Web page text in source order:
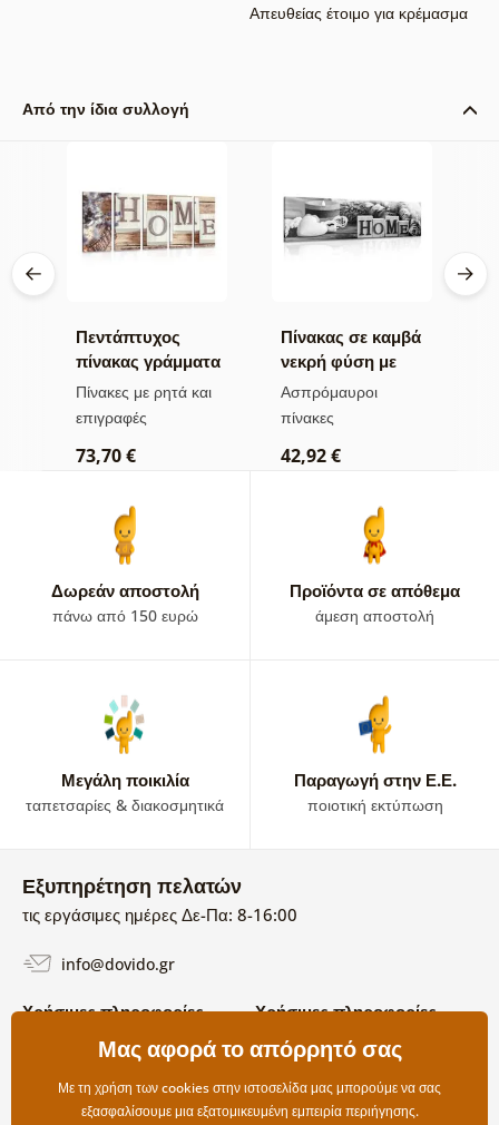
Απευθείας έτοιμο για κρέμασμα
Από την ίδια συλλογή
Πεντάπτυχος
πίνακας γράμματα
Home
Πίνακες με ρητά και
επιγραφές
73,70 €
Πίνακας σε καμβά
νεκρή φύση με
επιγραφή Home
σε ασπρόμαυρη
Ασπρόμαυροι
πίνακες
42,92 €
Δωρεάν αποστολή
πάνω από 150 ευρώ
Προϊόντα σε απόθεμα
άμεση αποστολή
Μεγάλη ποικιλία
ταπετσαρίες & διακοσμητικά
Παραγωγή στην Ε.Ε.
ποιοτική εκτύπωση
Εξυπηρέτηση πελατών
τις εργάσιμες ημέρες Δε-Πα: 8-16:00
info@dovido.gr
Χρήσιμες πληροφορίες
Όροι χρήσης και επιστροφών
Επιλογές αποστολής και
πληρωμής
Χρήσιμες πληροφορίες
Σχετικά με εμάς
Συχνές Ερωτήσεις
Επικοινωνία
Μας αφορά το απόρρητό σας
Με τη χρήση των cookies στην ιστοσελίδα μας μπορούμε να σας
εξασφαλίσουμε μια εξατομικευμένη εμπειρία περιήγησης.